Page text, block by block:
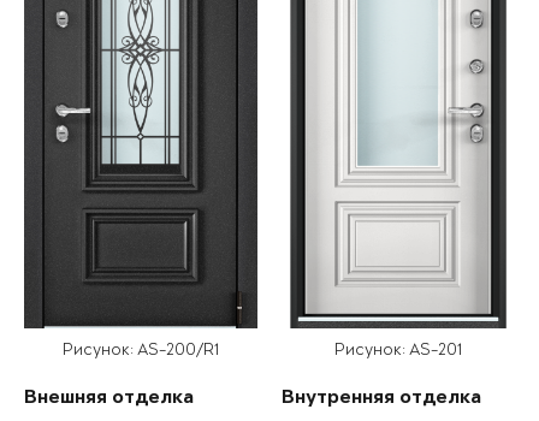
Рисунок: AS-200/R1
Внешняя отделка
Рисунок: AS-201
Внутренняя отделка